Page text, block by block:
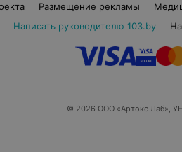
Размещение рекламы
Написать руководителю 103.by
© 2026 ООО «Артокс Лаб»,